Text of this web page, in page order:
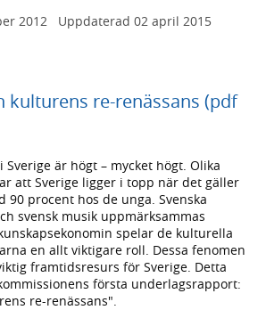
2012 Uppdaterad 02 april 2015
kulturens re-renässans (pdf
är högt – mycket högt. Olika
att Sverige ligger i topp när det gäller
90 procent hos de unga. Svenska
svensk musik uppmärksammas
spelar de kulturella
en allt viktigare roll. Dessa fenomen
framtidsresurs för Sverige. Detta
första underlagsrapport:
re-renässans".